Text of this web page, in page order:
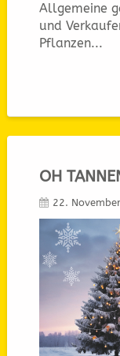
Allgemeine
und
Pflanzen...
OH
22.